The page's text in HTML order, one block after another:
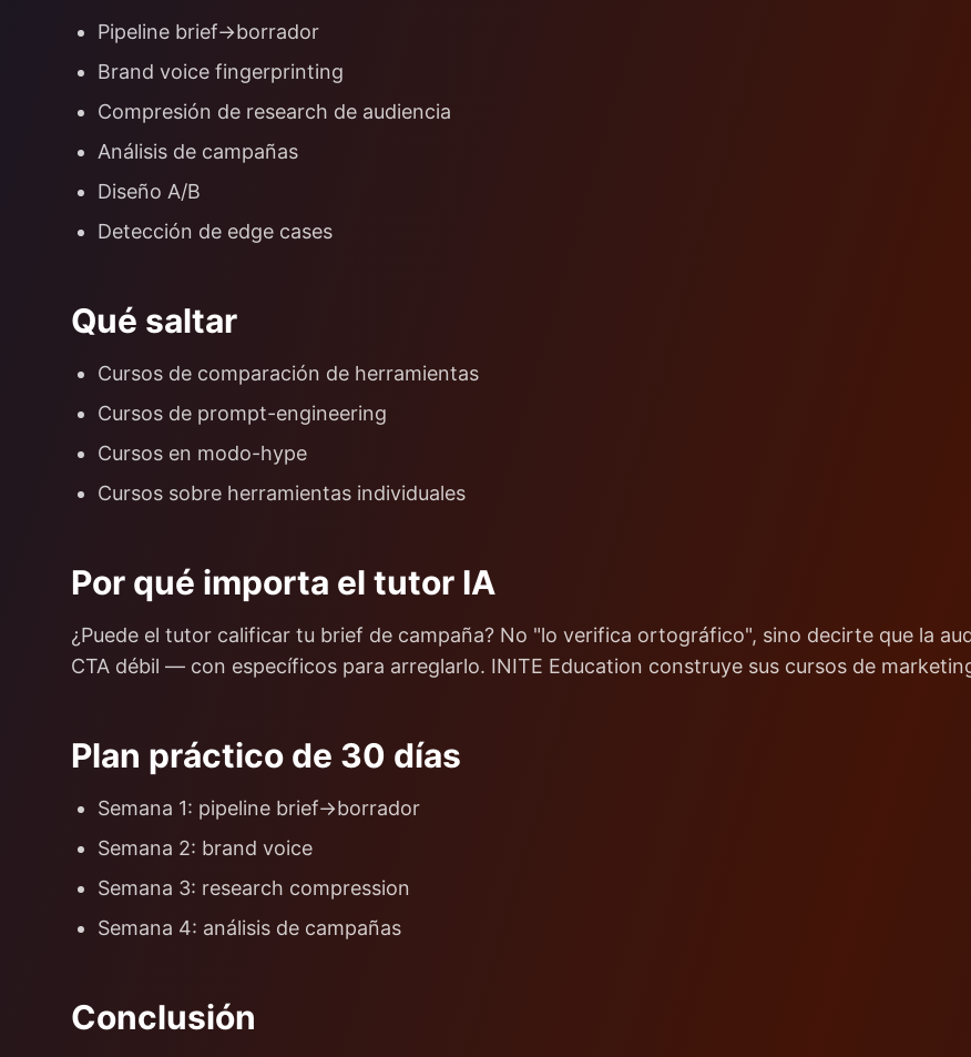
Pipeline brief→borrador
Brand voice fingerprinting
Compresión de research de audiencia
Análisis de campañas
Diseño A/B
Detección de edge cases
Qué saltar
Cursos de comparación de herramientas
Cursos de prompt-engineering
Cursos en modo-hype
Cursos sobre herramientas individuales
Por qué importa el tutor IA
¿Puede el tutor calificar tu brief de campaña? No "lo verifica ortográfico", sino decirte que la
CTA débil — con específicos para arreglarlo. INITE Education construye sus cursos de
Plan práctico de 30 días
Semana 1: pipeline brief→borrador
Semana 2: brand voice
Semana 3: research compression
Semana 4: análisis de campañas
Conclusión